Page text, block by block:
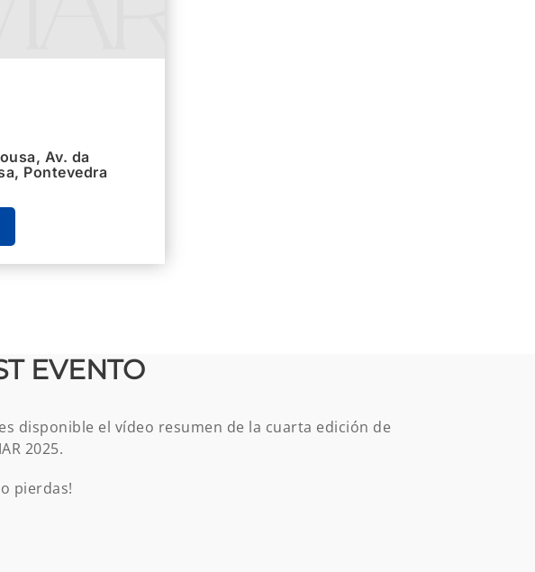
Av. da
Pontevedra
EVENTO
disponible el vídeo resumen de la cuarta edición de
2025.
pierdas!